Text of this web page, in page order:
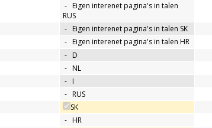
- Eigen interenet pagina's in talen
RUS
- Eigen interenet pagina's in talen SK
- Eigen interenet pagina's in talen HR
- D
- NL
- I
- RUS
SK
- HR